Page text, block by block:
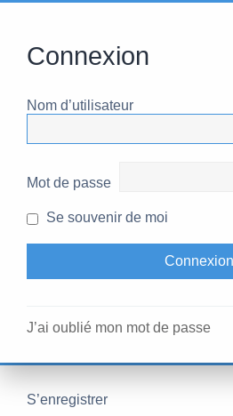
Connexion
Nom d’utilisateur
Mot de passe
Se souvenir de moi
J’ai oublié mon mot de passe
S’enregistrer